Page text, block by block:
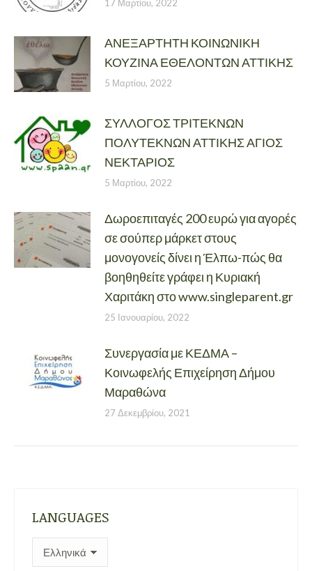
17 Μαρτίου, 2022
ΑΝΕΞΑΡΤΗΤΗ ΚΟΙΝΩΝΙΚΗ
ΚΟΥΖΙΝΑ ΕΘΕΛΟΝΤΩΝ ΑΤΤΙΚΗΣ
5 Μαρτίου, 2022
ΣΥΛΛΟΓΟΣ ΤΡΙΤΕΚΝΩΝ
ΠΟΛΥΤΕΚΝΩΝ ΑΤΤΙΚΗΣ ΑΓΙΟΣ
ΝΕΚΤΑΡΙΟΣ
5 Μαρτίου, 2022
Δωροεπιταγές 200 ευρώ για αγορές
σε σούπερ μάρκετ στους
μονογονείς δίνει η Έλπω-πώς θα
βοηθηθείτε γράφει η Κυριακή
Χαριτάκη στο www.singleparent.gr
25 Ιανουαρίου, 2022
Συνεργασία με ΚΕΔΜΑ –
Κοινωφελής Επιχείρηση Δήμου
Μαραθώνα
27 Δεκεμβρίου, 2021
LANGUAGES